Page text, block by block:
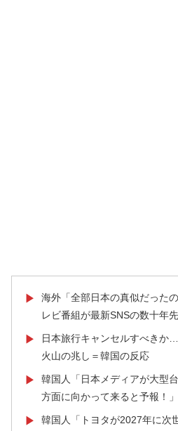
▶
海外「全部日本の真似だった
レビ番組が最新SNSの数十年
▶
日本旅行キャンセルすべきか
火山の兆し＝韓国の反応
▶
韓国人「日本メディアが大型
方面に向かって来ると予報！
▶
韓国人「トヨタが2027年に次